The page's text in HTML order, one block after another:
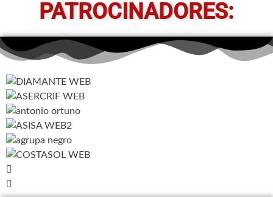
PATROCINADORES: